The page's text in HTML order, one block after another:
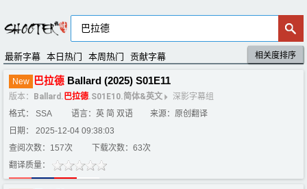
最新字幕 本日热门 本周热门 贡献字幕 默认排序
评分排序
相关度排序
New 巴拉德 Ballard (2025) S01E11
版本： Ballard.巴拉德.S01E10.简体&英文
深影字幕组
格式： SSA
语言：英 简 双语
来源：原创翻译
日期： 2025-12-04 09:38:03
查阅次数：157次
下载次数：63次
翻译质量：